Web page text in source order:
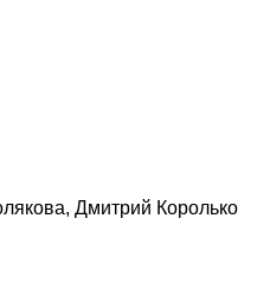
Дмитрий Королько